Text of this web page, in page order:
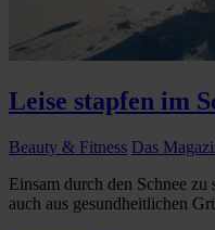
Leise stapfen im
Beauty & Fitness Das
Einsam durch den Schnee
auch aus gesundheitlichen